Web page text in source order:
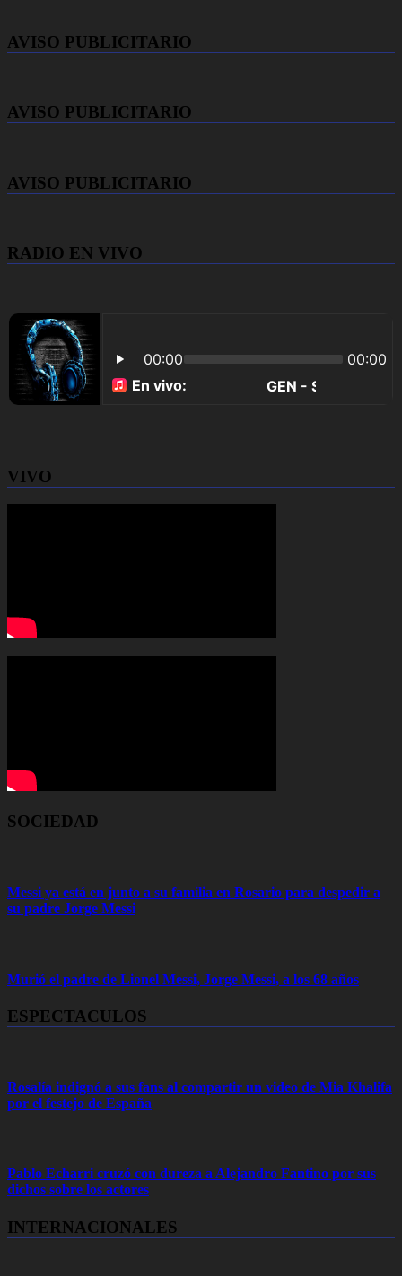
AVISO PUBLICITARIO
AVISO PUBLICITARIO
AVISO PUBLICITARIO
RADIO EN VIVO
VIVO
SOCIEDAD
Messi ya está en junto a su familia en Rosario para despedir a
su padre Jorge Messi
Murió el padre de Lionel Messi, Jorge Messi, a los 68 años
ESPECTACULOS
Rosalía indignó a sus fans al compartir un video de Mia Khalifa
por el festejo de España
Pablo Echarri cruzó con dureza a Alejandro Fantino por sus
dichos sobre los actores
INTERNACIONALES